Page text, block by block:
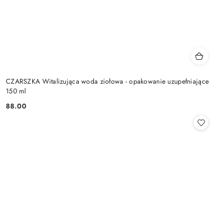
CZARSZKA Witalizująca woda ziołowa - opakowanie uzupełniające
150 ml
Cena:
88.00